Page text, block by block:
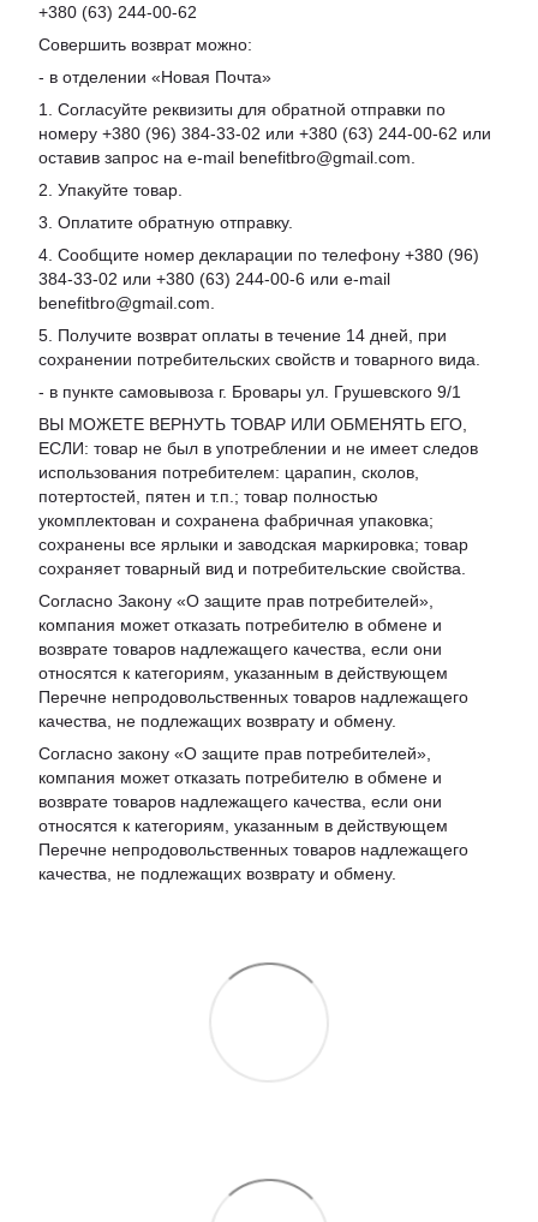
+380 (63) 244-00-62
Совершить возврат можно:
- в отделении «Новая Почта»
1. Согласуйте реквизиты для обратной отправки по
номеру +380 (96) 384-33-02 или +380 (63) 244-00-62 или
оставив запрос на e-mail benefitbro@gmail.com.
2. Упакуйте товар.
3. Оплатите обратную отправку.
4. Сообщите номер декларации по телефону +380 (96)
384-33-02 или +380 (63) 244-00-6 или e-mail
benefitbro@gmail.com.
5. Получите возврат оплаты в течение 14 дней, при
сохранении потребительских свойств и товарного вида.
- в пункте самовывоза г. Бровары ул. Грушевского 9/1
ВЫ МОЖЕТЕ ВЕРНУТЬ ТОВАР ИЛИ ОБМЕНЯТЬ ЕГО,
ЕСЛИ: товар не был в употреблении и не имеет следов
использования потребителем: царапин, сколов,
потертостей, пятен и т.п.; товар полностью
укомплектован и сохранена фабричная упаковка;
сохранены все ярлыки и заводская маркировка; товар
сохраняет товарный вид и потребительские свойства.
Согласно Закону «О защите прав потребителей»,
компания может отказать потребителю в обмене и
возврате товаров надлежащего качества, если они
относятся к категориям, указанным в действующем
Перечне непродовольственных товаров надлежащего
качества, не подлежащих возврату и обмену.
Согласно закону «О защите прав потребителей»,
компания может отказать потребителю в обмене и
возврате товаров надлежащего качества, если они
относятся к категориям, указанным в действующем
Перечне непродовольственных товаров надлежащего
качества, не подлежащих возврату и обмену.